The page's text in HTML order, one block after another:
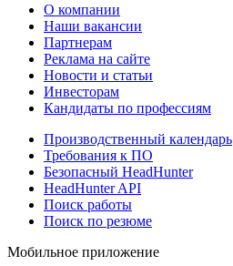
О компании
Наши вакансии
Партнерам
Реклама на сайте
Новости и статьи
Инвесторам
Кандидаты по профессиям
Производственный календарь
Требования к ПО
Безопасный HeadHunter
HeadHunter API
Поиск работы
Поиск по резюме
Мобильное приложение